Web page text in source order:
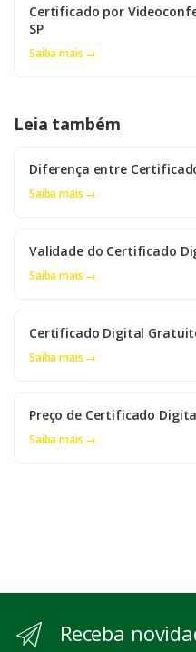
Certificado por
SP
Saiba mais →
Leia também
Diferença entre
Saiba mais →
Validade do Certificado
Saiba mais →
Certificado Digital
Saiba mais →
Preço de Certificado
Saiba mais →
Receba